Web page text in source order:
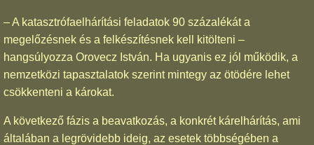
– A katasztrófaelhárítási feladatok 90 százalékát a
megelőzésnek és a felkészítésnek kell kitölteni –
hangsúlyozza Orovecz István. Ha ugyanis ez jól működik, a
nemzetközi tapasztalatok szerint mintegy az ötödére lehet
csökkenteni a károkat.
A következő fázis a beavatkozás, a konkrét kárelhárítás, ami
általában a legrövidebb ideig, az esetek többségében a